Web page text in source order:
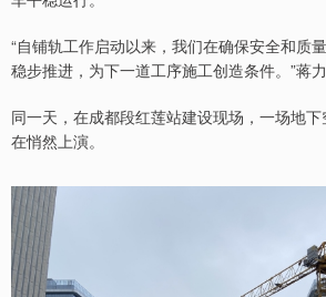
“自铺轨工作启动以来，我们在确保安全和质
稳步推进，为下一道工序施工创造条件。”蒋力
同一天，在成都段红莲站建设现场，一场地下
在悄然上演。